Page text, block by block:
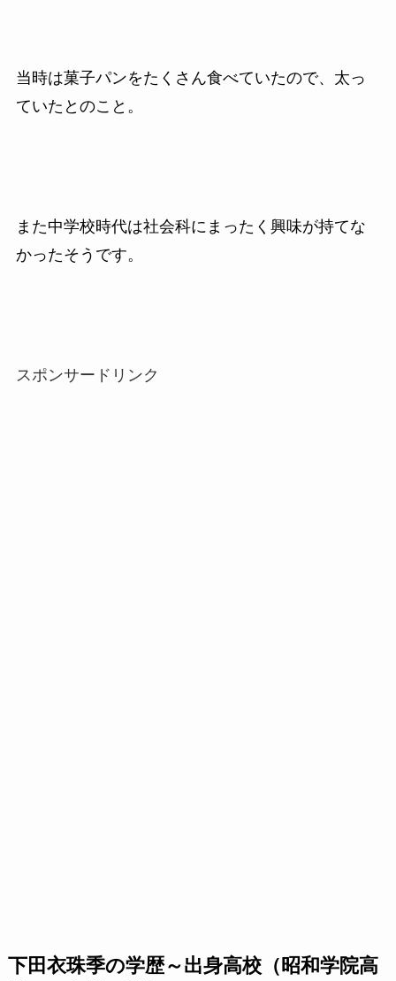
当時は菓子パンをたくさん食べていたので、太っ
ていたとのこと。
また中学校時代は社会科にまったく興味が持てな
かったそうです。
スポンサードリンク
下田衣珠季の学歴～出身高校（昭和学院高